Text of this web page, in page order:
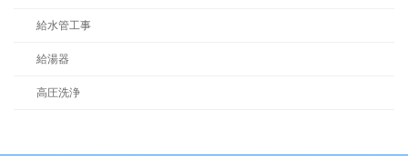
給水管工事
給湯器
高圧洗浄